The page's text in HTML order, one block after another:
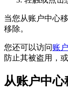
当您从账户中心
移除。
您还可以访问账
防止其被盗用，
从账户中